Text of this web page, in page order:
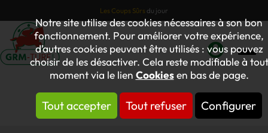
Notre site utilise des cookies nécessaires à son bon
fonctionnement. Pour améliorer votre expérience,
d’autres cookies peuvent être utilisés : vous pouvez
choisir de les désactiver. Cela reste modifiable à tout
moment via le lien Cookiesen bas de page.
Tout accepter Tout refuser Configurer
Les Coups Sûrs du jour
Mon
compte